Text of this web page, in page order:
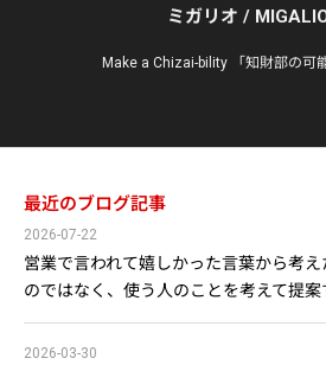
ミガリオ /
Make a Chizai-bility 「知財部の可
最近のブログ記事
営業で言われて嬉しかった言葉から考
のではなく、使う人のことを考えて提案
2026-07-22
2026-03-30